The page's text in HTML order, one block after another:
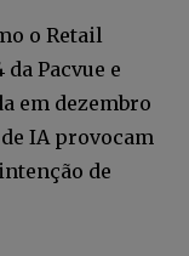
de artigos e
o Retail
Pacvue e
em dezembro
IA provocam
de